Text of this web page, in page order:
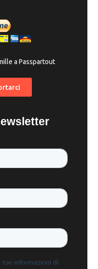
a Passpartout